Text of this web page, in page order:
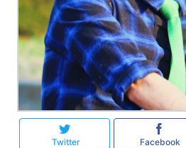
Twitter Facebook